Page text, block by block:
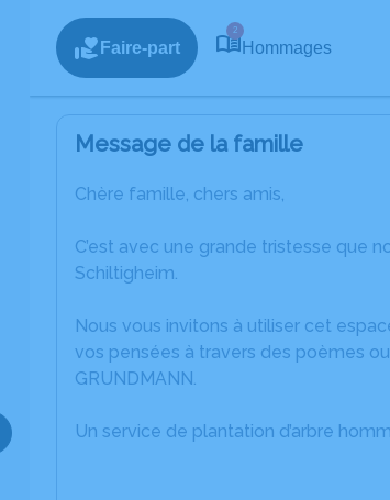
Faire-part
2
Hommages
Message de la famille
Chère famille, chers amis,
C’est avec une grande tristesse que
Schiltigheim.
Nous vous invitons à utiliser cet
vos pensées à travers des poèmes
GRUNDMANN.
Un service de plantation d’arbre